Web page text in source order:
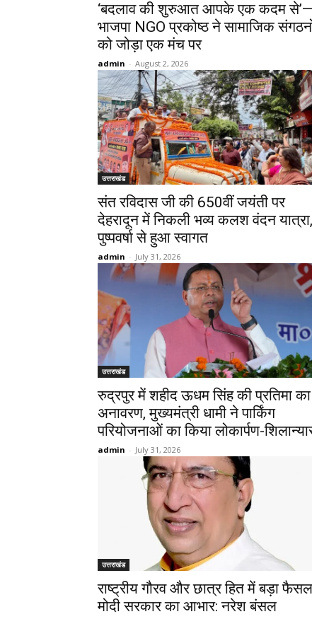
‘बदलाव की शुरुआत आपके एक कदम से’—
भाजपा NGO प्रकोष्ठ ने सामाजिक
को जोड़ा एक मंच पर
admin - August 2, 2026
उत्तराखंड
संत रविदास जी की 650वीं जयंती पर
देहरादून में निकली भव्य कलश वंदन यात्रा,
पुष्पवर्षा से हुआ स्वागत
admin - July 31, 2026
उत्तराखंड
रुद्रपुर में शहीद ऊधम सिंह की प्रतिमा का
अनावरण, मुख्यमंत्री धामी ने पार्किंग
परियोजनाओं का किया लोकार्पण-
admin - July 31, 2026
उत्तराखंड
राष्ट्रीय गौरव और छात्र हित में बड़ा
मोदी सरकार का आभार: नरेश बंसल